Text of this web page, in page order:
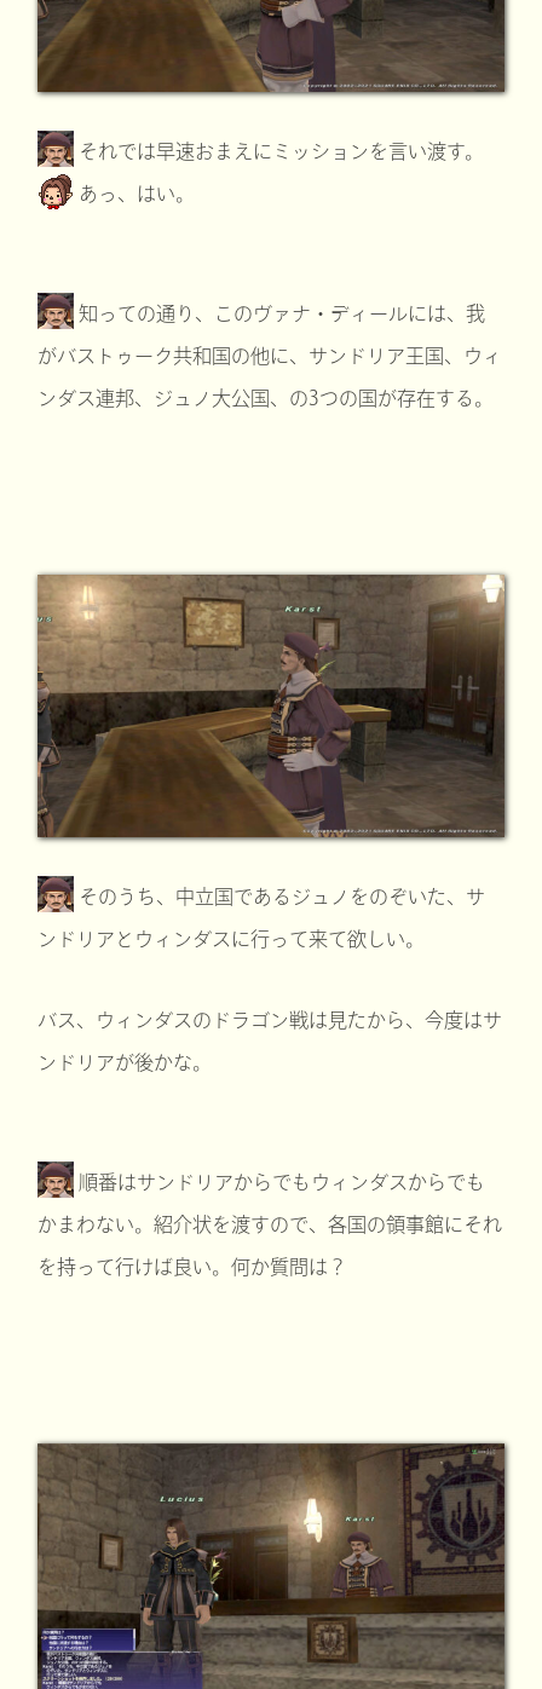
それでは早速おまえにミッションを言い渡す。
あっ、はい。
知っての通り、このヴァナ・ディールには、我
がバストゥーク共和国の他に、サンドリア王国、ウィ
ンダス連邦、ジュノ大公国、の3つの国が存在する。
そのうち、中立国であるジュノをのぞいた、サ
ンドリアとウィンダスに行って来て欲しい。
バス、ウィンダスのドラゴン戦は見たから、今度はサ
ンドリアが後かな。
順番はサンドリアからでもウィンダスからでも
かまわない。紹介状を渡すので、各国の領事館にそれ
を持って行けば良い。何か質問は？